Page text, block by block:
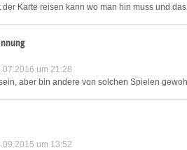
Karte reisen kann wo man hin muss und
um 21:28
aber bin andere von solchen Spielen
um 13:52